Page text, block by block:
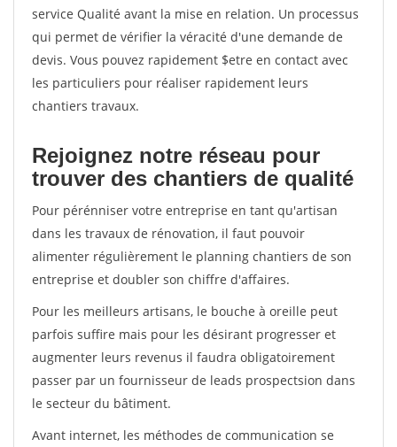
service Qualité avant la mise en relation. Un processus
qui permet de vérifier la véracité d'une demande de
devis. Vous pouvez rapidement $etre en contact avec
les particuliers pour réaliser rapidement leurs
chantiers travaux.
Rejoignez notre réseau pour
trouver des chantiers de qualité
Pour pérénniser votre entreprise en tant qu'artisan
dans les travaux de rénovation, il faut pouvoir
alimenter régulièrement le planning chantiers de son
entreprise et doubler son chiffre d'affaires.
Pour les meilleurs artisans, le bouche à oreille peut
parfois suffire mais pour les désirant progresser et
augmenter leurs revenus il faudra obligatoirement
passer par un fournisseur de leads prospectsion dans
le secteur du bâtiment.
Avant internet, les méthodes de communication se